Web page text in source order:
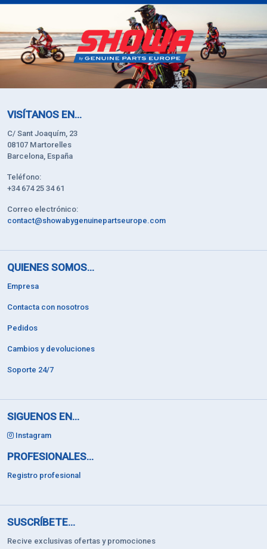
VISÍTANOS EN...
C/ Sant Joaquím, 23
08107 Martorelles
Barcelona, España
Teléfono:
+34 674 25 34 61
Correo electrónico:
contact@showabygenuinepartseurope.com
QUIENES SOMOS...
Empresa
Contacta con nosotros
Pedidos
Cambios y devoluciones
Soporte 24/7
SIGUENOS EN...
Instagram
PROFESIONALES...
Registro profesional
SUSCRÍBETE...
Recive exclusivas ofertas y promociones